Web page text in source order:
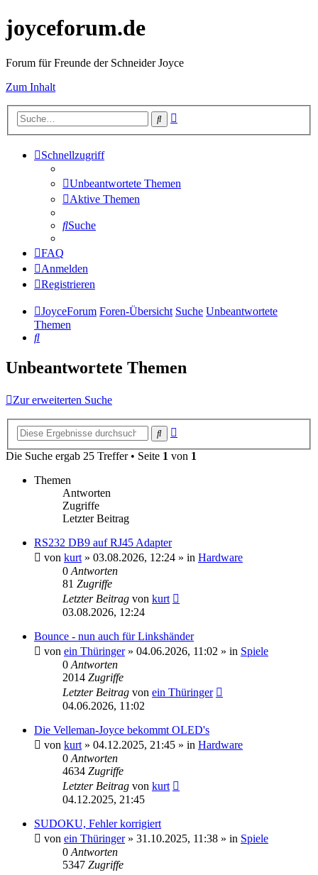
joyceforum.de
Forum für Freunde der Schneider Joyce
Zum Inhalt
Suche
Schnellzugriff
Unbeantwortete Themen
Aktive Themen
Suche
FAQ
Anmelden
Registrieren
JoyceForum Foren-Übersicht Suche Unbeantwortete
Themen
Suche
Unbeantwortete Themen
Zur erweiterten Suche
Suche
Die Suche ergab 25 Treffer • Seite 1 von 1
Themen
Antworten
Zugriffe
Letzter Beitrag
RS232 DB9 auf RJ45 Adapter
von kurt » 03.08.2026, 12:24 » in Hardware
0 Antworten
81 Zugriffe
Letzter Beitrag von kurt
03.08.2026, 12:24
Bounce - nun auch für Linkshänder
von ein Thüringer» 04.06.2026, 11:02 » in Spiele
0 Antworten
2014 Zugriffe
Letzter Beitrag von ein Thüringer
04.06.2026, 11:02
Die Velleman-Joyce bekommt OLED's
von kurt » 04.12.2025, 21:45 » in Hardware
0 Antworten
4634 Zugriffe
Letzter Beitrag von kurt
04.12.2025, 21:45
SUDOKU, Fehler korrigiert
von ein Thüringer» 31.10.2025, 11:38 » in Spiele
0 Antworten
5347 Zugriffe